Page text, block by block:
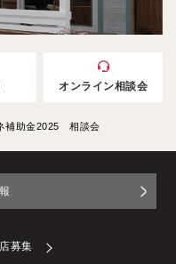
オンライン相談会
補助金2025 相談会
募集